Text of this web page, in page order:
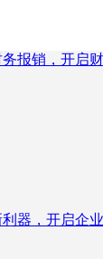
报销，开启
器，开启企